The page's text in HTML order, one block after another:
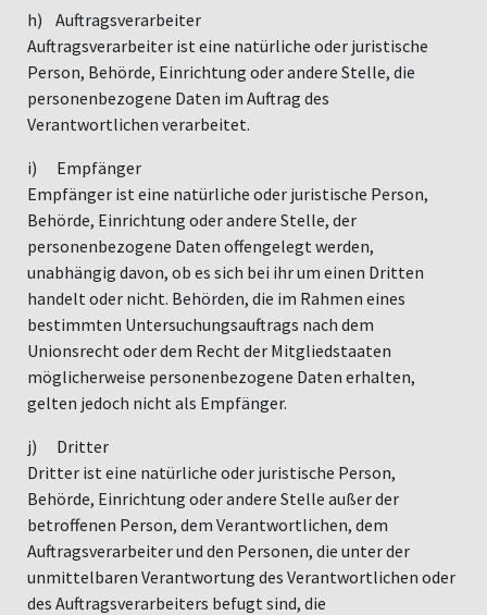
h) Auftragsverarbeiter
Auftragsverarbeiter ist eine natürliche oder juristische
Person, Behörde, Einrichtung oder andere Stelle, die
personenbezogene Daten im Auftrag des
Verantwortlichen verarbeitet.
i) Empfänger
Empfänger ist eine natürliche oder juristische Person,
Behörde, Einrichtung oder andere Stelle, der
personenbezogene Daten offengelegt werden,
unabhängig davon, ob es sich bei ihr um einen Dritten
handelt oder nicht. Behörden, die im Rahmen eines
bestimmten Untersuchungsauftrags nach dem
Unionsrecht oder dem Recht der Mitgliedstaaten
möglicherweise personenbezogene Daten erhalten,
gelten jedoch nicht als Empfänger.
j) Dritter
Dritter ist eine natürliche oder juristische Person,
Behörde, Einrichtung oder andere Stelle außer der
betroffenen Person, dem Verantwortlichen, dem
Auftragsverarbeiter und den Personen, die unter der
unmittelbaren Verantwortung des Verantwortlichen oder
des Auftragsverarbeiters befugt sind, die